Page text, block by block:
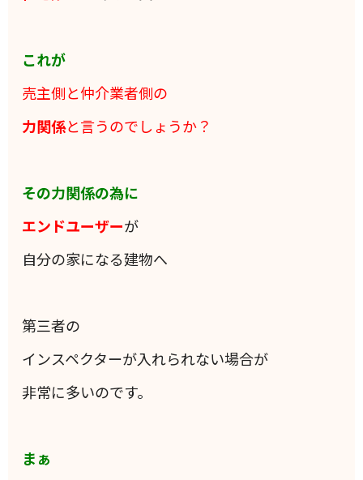
これが
売主側と仲介業者側の
力関係と言うのでしょうか？
その力関係の為に
エンドユーザーが
自分の家になる建物へ
第三者の
インスペクターが入れられない場合が
非常に多いのです。
まぁ